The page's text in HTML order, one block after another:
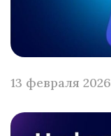
13 февраля 2026